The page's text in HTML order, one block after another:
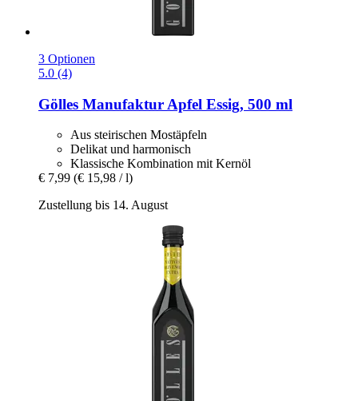
3 Optionen
5.0 (4)
Gölles Manufaktur Apfel Essig, 500 ml
Aus steirischen Mostäpfeln
Delikat und harmonisch
Klassische Kombination mit Kernöl
€ 7,99 (€ 15,98 / l)
Zustellung bis 14. August